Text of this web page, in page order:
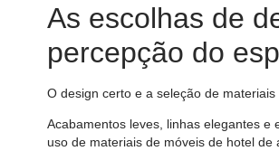
As escolhas de
percepção do
O design certo e a seleção de
Acabamentos leves, linhas elegantes
uso de materiais de móveis de hotel